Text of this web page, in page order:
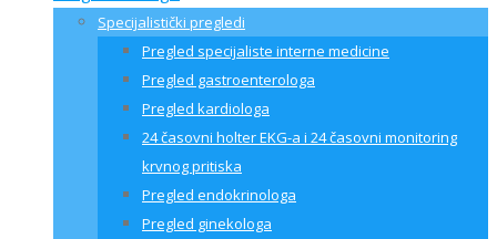
Specijalistički pregledi
Pregled specijaliste interne medicine
Pregled gastroenterologa
Pregled kardiologa
24 časovni holter EKG-a i 24 časovni monitoring
krvnog pritiska
Pregled endokrinologa
Pregled ginekologa